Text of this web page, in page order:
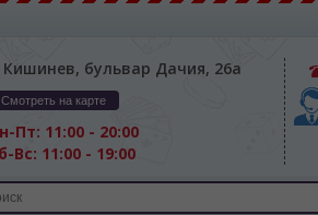
Кишинев, бульвар Дачия, 26а
Смотреть на карте
Пт: 11:00 - 20:00
Вс: 11:00 - 19:00